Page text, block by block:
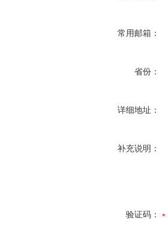
常用邮箱：
省份：
详细地址：
补充说明：
验证码：